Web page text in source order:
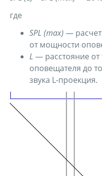
где
SPL (max) —
от мощности
L — расстояние от
оповещателя до
звука L-проекция.